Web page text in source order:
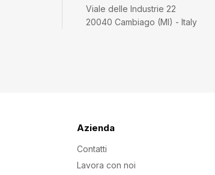
Viale delle Industrie 22
20040 Cambiago (MI) - Italy
Azienda
Contatti
Lavora con noi